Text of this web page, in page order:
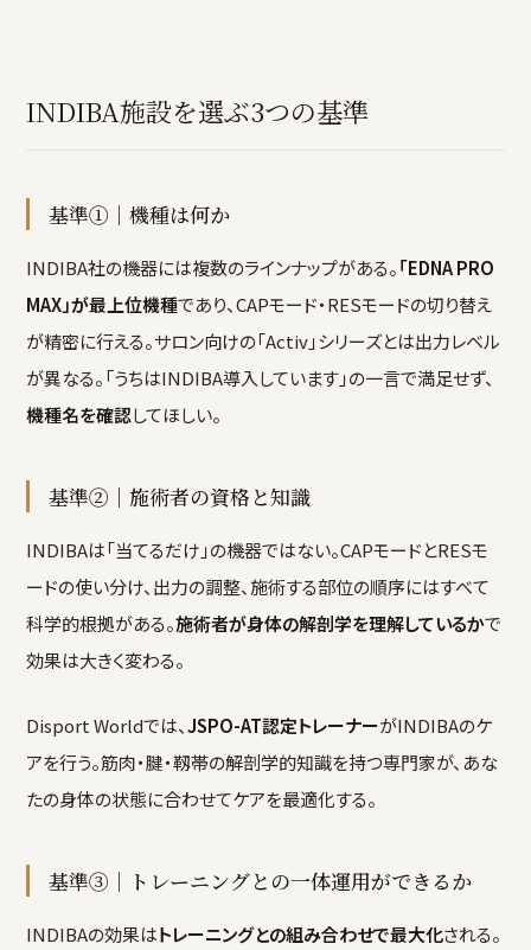
INDIBA施設を選ぶ3つの基準
基準①｜機種は何か
INDIBA社の機器には複数のラインナップがある。「EDNA PRO
MAX」が最上位機種であり、CAPモード・RESモードの切り替え
が精密に行える。サロン向けの「Activ」シリーズとは出力レベル
が異なる。「うちはINDIBA導入しています」の一言で満足せず、
機種名を確認してほしい。
基準②｜施術者の資格と知識
INDIBAは「当てるだけ」の機器ではない。CAPモードとRESモ
ードの使い分け、出力の調整、施術する部位の順序にはすべて
科学的根拠がある。施術者が身体の解剖学を理解しているかで
効果は大きく変わる。
Disport Worldでは、JSPO-AT認定トレーナーがINDIBAのケ
アを行う。筋肉・腱・靱帯の解剖学的知識を持つ専門家が、あな
たの身体の状態に合わせてケアを最適化する。
基準③｜トレーニングとの一体運用ができるか
INDIBAの効果はトレーニングとの組み合わせで最大化される。